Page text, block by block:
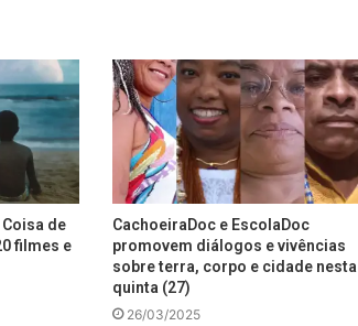
de
filmes e
CachoeiraDoc e EscolaDoc
promovem diálogos e vivências
sobre terra, corpo e cidade nesta
quinta (27)
26/03/2025